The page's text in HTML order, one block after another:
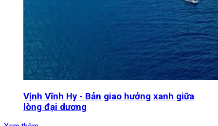
Vịnh Vĩnh Hy - Bản giao hưởng xanh giữa
lòng đại dương